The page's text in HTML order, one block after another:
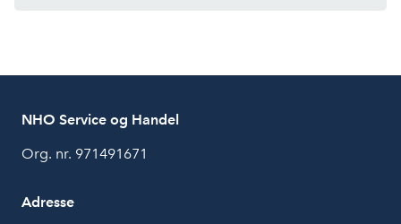
NHO Service og Handel
Org. nr. 971491671
Adresse